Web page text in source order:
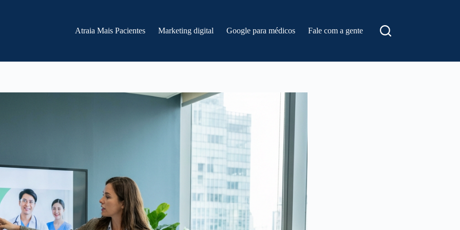
Atraia Mais Pacientes Marketing digital Google para médicos Fale com a gente